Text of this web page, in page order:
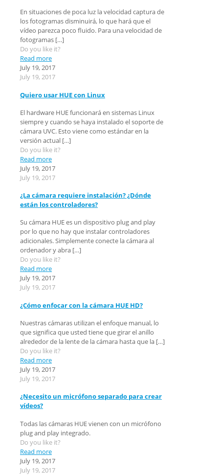
En situaciones de poca luz la velocidad captura de
los fotogramas disminuirá, lo que hará que el
vídeo parezca poco fluido. Para una velocidad de
fotogramas […]
Do you like it?
Read more
July 19, 2017
July 19, 2017
Quiero usar HUE con Linux
El hardware HUE funcionará en sistemas Linux
siempre y cuando se haya instalado el soporte de
cámara UVC. Esto viene como estándar en la
versión actual […]
Do you like it?
Read more
July 19, 2017
July 19, 2017
¿La cámara requiere instalación? ¿Dónde
están los controladores?
Su cámara HUE es un dispositivo plug and play
por lo que no hay que instalar controladores
adicionales. Simplemente conecte la cámara al
ordenador y abra […]
Do you like it?
Read more
July 19, 2017
July 19, 2017
¿Cómo enfocar con la cámara HUE HD?
Nuestras cámaras utilizan el enfoque manual, lo
que significa que usted tiene que girar el anillo
alrededor de la lente de la cámara hasta que la […]
Do you like it?
Read more
July 19, 2017
July 19, 2017
¿Necesito un micrófono separado para crear
vídeos?
Todas las cámaras HUE vienen con un micrófono
plug and play integrado.
Do you like it?
Read more
July 19, 2017
July 19, 2017